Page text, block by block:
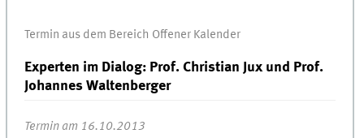
Termin aus dem Bereich Offener Kalender
Experten im Dialog: Prof. Christian Jux und Prof.
Johannes Waltenberger
Termin am 16.10.2013